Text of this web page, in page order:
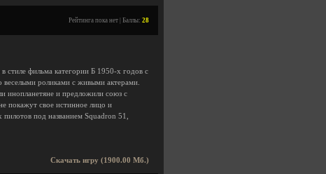
Рейтинга пока нет | Баллы: 28
стиле фильма категории Б 1950-х годов с
роликами с живыми актерами.
инопланетяне и предложили союз с
покажут свое истинное лицо и
пилотов под названием Squadron 51,
Скачать игру (1900.00 Мб.)